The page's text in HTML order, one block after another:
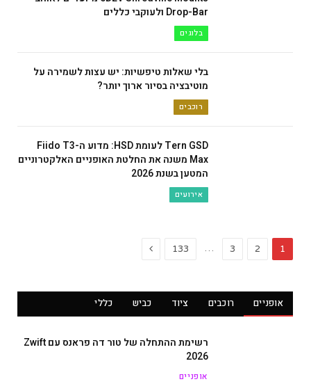
Drop-Bar ולעוקבי כללים
בלוגים
בלי שאלות טיפשיות: יש עצות לשמירה על
מוטיבציה בסיור ארוך יותר?
רוכבים
Tern GSD לעומת HSD: מדוע ה-Fiido T3
Max משנה את החלטת האופניים האלקטרוניים
המטען בשנת 2026
אירועים
1
2
3
…
133
Next
אופניים רוכבים ציוד כביש כללי
רשימת ההתחלה של טור דה פראנס עם Zwift
2026
אופניים